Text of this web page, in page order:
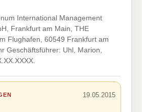
International Management
Frankfurt am Main, THE
Flughafen, 60549 Frankfurt am
Geschäftsführer: Uhl, Marion,
19.05.2015